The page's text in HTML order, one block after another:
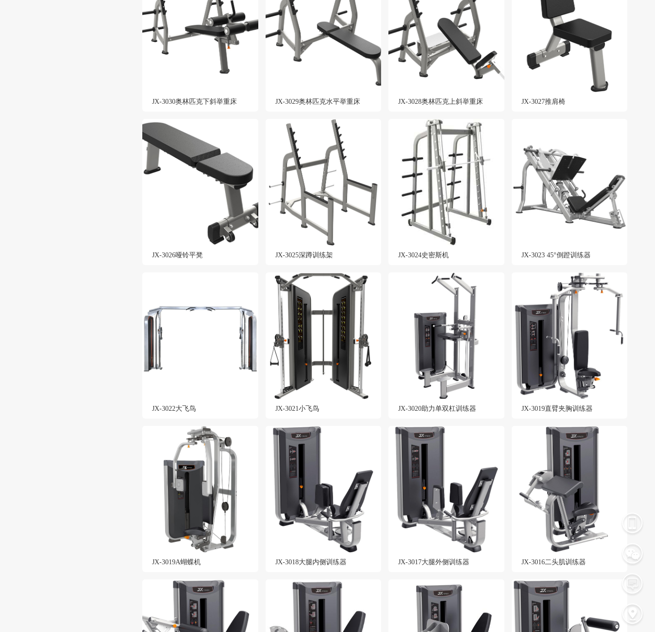
JX-3030奥林匹克下斜举重床 JX-3029奥林匹克水平举重床 JX-3028奥林匹克上斜举重床 JX-3027推肩椅
JX-3026哑铃平凳 JX-3025深蹲训练架 JX-3024史密斯机 JX-3023 45°倒蹬训练器
JX-3022大飞鸟 JX-3021小飞鸟 JX-3020助力单双杠训练器 JX-3019直臂夹胸训练器
JX-3019A蝴蝶机 JX-3018大腿内侧训练器 JX-3017大腿外侧训练器 JX-3016二头肌训练器